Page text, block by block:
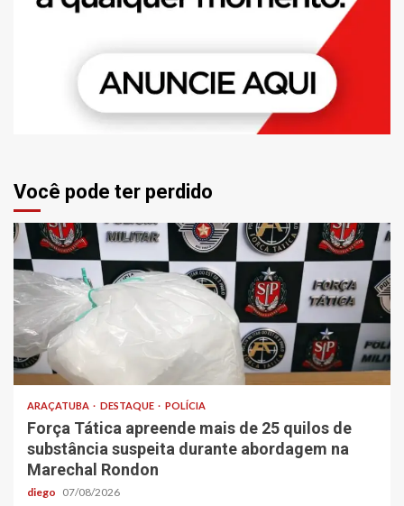
Você pode ter perdido
ARAÇATUBA DESTAQUE POLÍCIA
Força Tática apreende mais de 25 quilos de
substância suspeita durante abordagem na
Marechal Rondon
diego 07/08/2026